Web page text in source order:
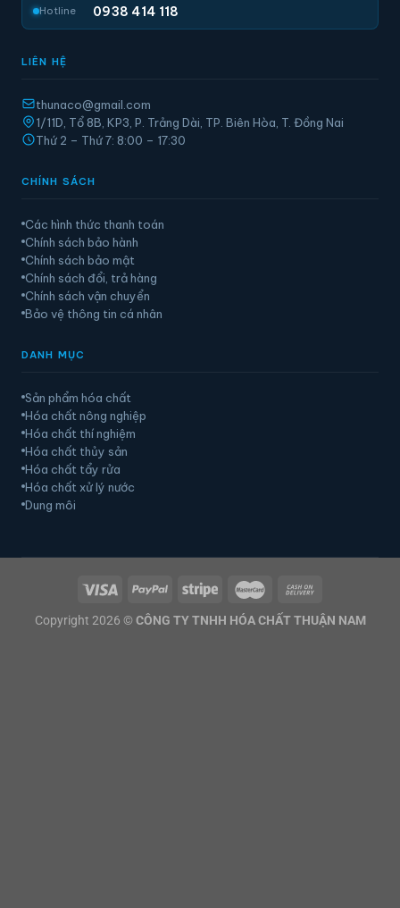
Hotline 0938 414 118
LIÊN HỆ
thunaco@gmail.com
1/11D, Tổ 8B, KP3, P. Trảng Dài, TP. Biên Hòa, T. Đồng Nai
Thứ 2 – Thứ 7: 8:00 – 17:30
CHÍNH SÁCH
Các hình thức thanh toán
Chính sách bảo hành
Chính sách bảo mật
Chính sách đổi, trả hàng
Chính sách vận chuyển
Bảo vệ thông tin cá nhân
DANH MỤC
Sản phẩm hóa chất
Hóa chất nông nghiệp
Hóa chất thí nghiệm
Hóa chất thủy sản
Hóa chất tẩy rửa
Hóa chất xử lý nước
Dung môi
Copyright 2026 © CÔNG TY TNHH HÓA CHẤT THUẬN NAM